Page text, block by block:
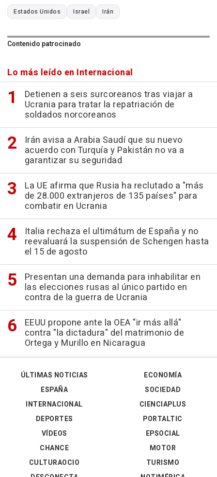
Estados Unidos Israel Irán
Contenido patrocinado
Lo más leído en Internacional
Detienen a seis surcoreanos tras viajar a
Ucrania para tratar la repatriación de
soldados norcoreanos
Irán avisa a Arabia Saudí que su nuevo
acuerdo con Turquía y Pakistán no va a
garantizar su seguridad
La UE afirma que Rusia ha reclutado a "más
de 28.000 extranjeros de 135 países" para
combatir en Ucrania
Italia rechaza el ultimátum de España y no
reevaluará la suspensión de Schengen hasta
el 15 de agosto
Presentan una demanda para inhabilitar en
las elecciones rusas al único partido en
contra de la guerra de Ucrania
EEUU propone ante la OEA "ir más allá"
contra "la dictadura" del matrimonio de
Ortega y Murillo en Nicaragua
ÚLTIMAS NOTICIAS
ESPAÑA
INTERNACIONAL
DEPORTES
VÍDEOS
ECONOMÍA
SOCIEDAD
CIENCIAPLUS
PORTALTIC
EPSOCIAL
CHANCE
CULTURAOCIO
MOTOR
TURISMO